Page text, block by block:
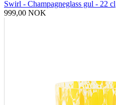
Swirl - Champagneglass gul - 22 cl
999,00 NOK